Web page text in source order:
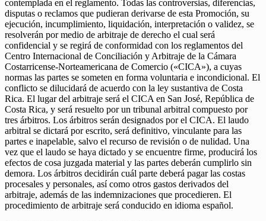
contemplada en el reglamento. Todas las controversias, diferencias,
disputas o reclamos que pudieran derivarse de esta Promoción, su
ejecución, incumplimiento, liquidación, interpretación o validez, se
resolverán por medio de arbitraje de derecho el cual será
confidencial y se regirá de conformidad con los reglamentos del
Centro Internacional de Conciliación y Arbitraje de la Cámara
Costarricense-Norteamericana de Comercio («CICA»), a cuyas
normas las partes se someten en forma voluntaria e incondicional. El
conflicto se dilucidará de acuerdo con la ley sustantiva de Costa
Rica. El lugar del arbitraje será el CICA en San José, República de
Costa Rica, y será resuelto por un tribunal arbitral compuesto por
tres árbitros. Los árbitros serán designados por el CICA. El laudo
arbitral se dictará por escrito, será definitivo, vinculante para las
partes e inapelable, salvo el recurso de revisión o de nulidad. Una
vez que el laudo se haya dictado y se encuentre firme, producirá los
efectos de cosa juzgada material y las partes deberán cumplirlo sin
demora. Los árbitros decidirán cuál parte deberá pagar las costas
procesales y personales, así como otros gastos derivados del
arbitraje, además de las indemnizaciones que procedieren. El
procedimiento de arbitraje será conducido en idioma español.